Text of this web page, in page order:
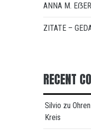
ANNA M. EẞER
ZITATE –
RECENT
Silvio zu
Kreis